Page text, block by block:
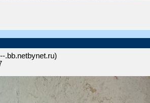
.bb.netbynet.ru)